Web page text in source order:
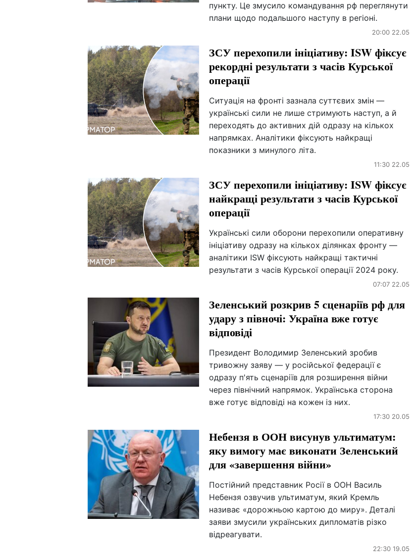
пункту. Це змусило командування рф переглянути
плани щодо подальшого наступу в регіоні.
20:00 22.05
ЗСУ перехопили ініціативу: ISW фіксує
рекордні результати з часів Курської
операції
Ситуація на фронті зазнала суттєвих змін —
українські сили не лише стримують наступ, а й
переходять до активних дій одразу на кількох
напрямках. Аналітики фіксують найкращі
показники з минулого літа.
11:30 22.05
ЗСУ перехопили ініціативу: ISW фіксує
найкращі результати з часів Курської
операції
Українські сили оборони перехопили оперативну
ініціативу одразу на кількох ділянках фронту —
аналітики ISW фіксують найкращі тактичні
результати з часів Курської операції 2024 року.
07:07 22.05
Зеленський розкрив 5 сценаріїв рф для
удару з півночі: Україна вже готує
відповіді
Президент Володимир Зеленський зробив
тривожну заяву — у російської федерації є
одразу п'ять сценаріїв для розширення війни
через північний напрямок. Українська сторона
вже готує відповіді на кожен із них.
17:30 20.05
Небензя в ООН висунув ультиматум:
яку вимогу має виконати Зеленський
для «завершення війни»
Постійний представник Росії в ООН Василь
Небензя озвучив ультиматум, який Кремль
називає «дорожньою картою до миру». Деталі
заяви змусили українських дипломатів різко
відреагувати.
22:30 19.05